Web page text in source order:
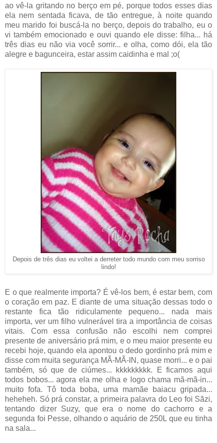
ao vê-la gritando no berço em pé, porque todos esses dias
ela nem sentada ficava, de tão entregue, à noite quando
meu marido foi buscá-la no berço, depois do trabalho, eu o
vi também emocionado e ouvi quando ele disse: filha... há
três dias eu não via você sorrir... e olha, como dói, ela tão
alegre e bagunceira, estar assim caidinha e mal ;o(
Depois de três dias eu voltei a derreter todo mundo com meu sorriso
lindo!
E o que realmente importa? É vê-los bem, é estar bem, com
o coração em paz. E diante de uma situação dessas todo o
restante fica tão ridiculamente pequeno... nada mais
importa, ver um filho vulnerável tira a importância de coisas
vitais. Com essa confusão não escolhi nem comprei
presente de aniversário prá mim, e o meu maior presente eu
recebi hoje, quando ela apontou o dedo gordinho prá mim e
disse com muita segurança MÃ-MÃ-IN, quase morri... e o pai
também, só que de ciúmes... kkkkkkkkk. E ficamos aqui
todos bobos... agora ela me olha e logo chama mã-mã-in...
muito fofa. Tô toda boba, uma mamãe baiacu gripada...
heheheh. Só prá constar, a primeira palavra do Leo foi Sãzi,
tentando dizer Suzy, que era o nome do cachorro e a
segunda foi Pesse, olhando o aquário de 250L que eu tinha
na sala...